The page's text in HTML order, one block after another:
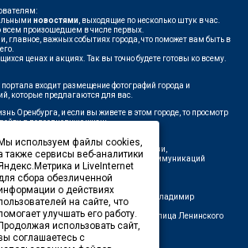
новостями , выходящие по несколько штук в час.
всем произошедшем в числе первых.
главное, важных событиях города, что поможет вам быть в
ценах и акциях. Так вы точно будете готовы ко всему.
входит размещение фотографий города и
которые предлагаются для вас.
Оренбурга, и если вы живете в этом городе, то просмотр
в повседневную жизнь.
службой по надзору в сфере связи,
технологий и массовых коммуникаций
№ ФС 77-75960 от 19.06.2019 г.
предприниматель Савин Владимир
Оренбургская область, город Орск, улица Ленинского
д. 4-Б
П.А.
Мы используем файлы cookies,
также сервисы веб-аналитики
и LiveInternet
сбора обезличенной
о действиях
на сайте, что
улучшать его работу.
Продолжая использовать сайт,
соглашаетесь с